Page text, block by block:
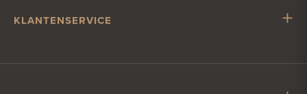
Vacatures
KLANTENSERVICE